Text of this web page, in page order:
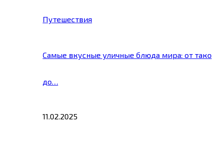
Путешествия
Самые вкусные уличные блюда мира: от тако
до…
11.02.2025